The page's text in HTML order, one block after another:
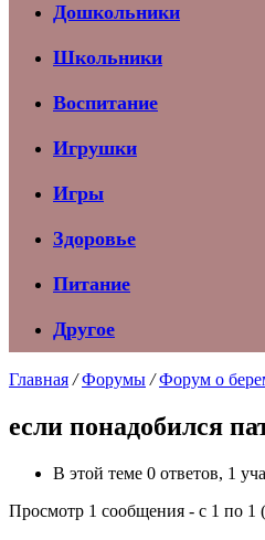
Дошкольники
Школьники
Воспитание
Игрушки
Игры
Здоровье
Питание
Другое
Главная / Форумы / Форум о
если понадобился
В этой теме 0 ответов, 1
Просмотр 1 сообщения - с 1 по 1